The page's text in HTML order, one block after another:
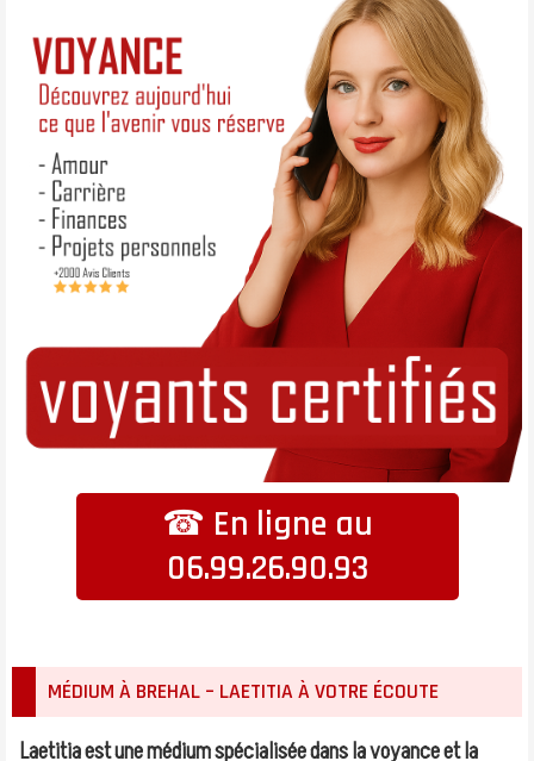
☎ En ligne au
06.99.26.90.93
MÉDIUM À BREHAL – LAETITIA À VOTRE ÉCOUTE
Laetitia est une médium spécialisée dans la voyance et la